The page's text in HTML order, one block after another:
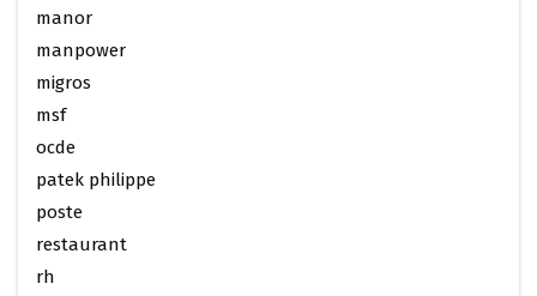
manor
manpower
migros
msf
ocde
patek philippe
poste
restaurant
rh